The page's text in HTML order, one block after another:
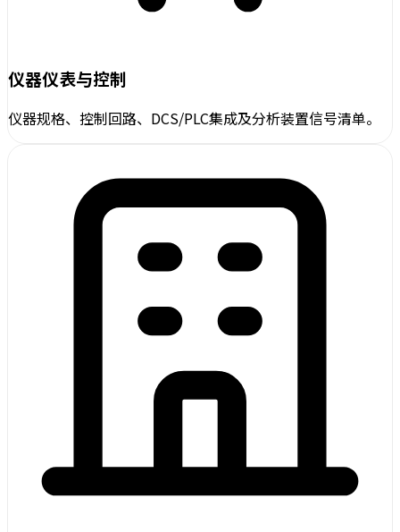
仪器仪表与控制
仪器规格、控制回路、DCS/PLC集成及分析装置信号清单。